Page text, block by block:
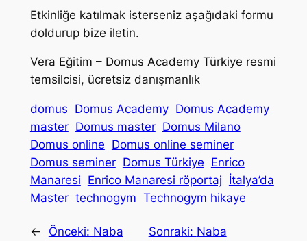
Etkinliğe katılmak isterseniz aşağıdaki formu
doldurup bize iletin.
Vera Eğitim – Domus Academy Türkiye resmi
temsilcisi, ücretsiz danışmanlık
domus Domus Academy Domus Academy
master Domus master Domus Milano
Domus online Domus online seminer
Domus seminer Domus Türkiye Enrico
Manaresi Enrico Manaresi röportaj İtalya’da
Master technogym Technogym hikaye
← Önceki: Naba
Sonraki: Naba